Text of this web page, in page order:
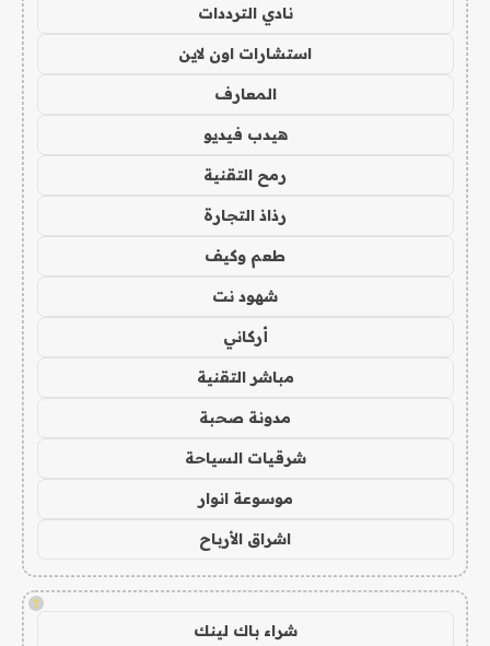
نادي الترددات
استشارات اون لاين
المعارف
هيدب فيديو
رمح التقنية
رذاذ التجارة
طعم وكيف
شهود نت
أركاني
مباشر التقنية
مدونة صحبة
شرقيات السياحة
موسوعة انوار
اشراق الأرباح
!
شراء باك لينك